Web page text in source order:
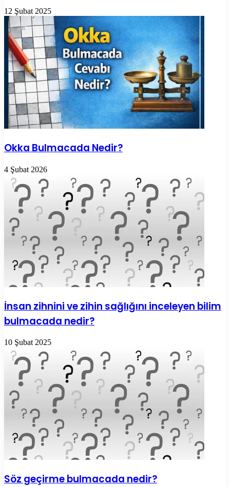
12 Şubat 2025
Okka Bulmacada Nedir?
4 Şubat 2026
İnsan zihnini ve zihin sağlığını inceleyen bilim
bulmacada nedir?
10 Şubat 2025
Söz geçirme bulmacada nedir?